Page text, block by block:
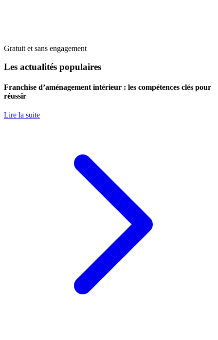
Gratuit et sans engagement
Les actualités populaires
Franchise d’aménagement intérieur : les compétences clés pour
réussir
Lire la suite